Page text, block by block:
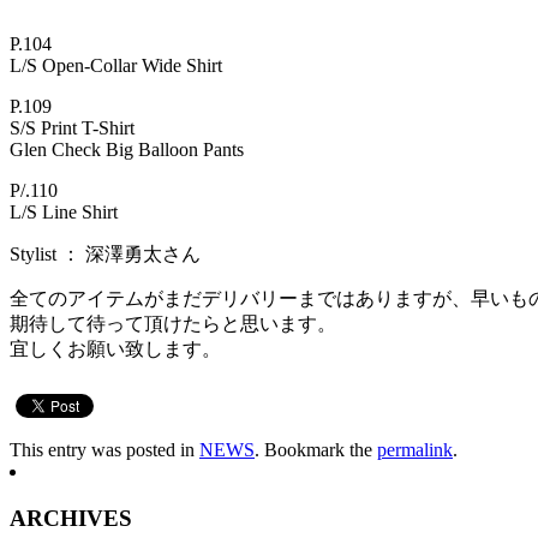
P.104
L/S Open-Collar Wide Shirt
P.109
S/S Print T-Shirt
Glen Check Big Balloon Pants
P/.110
L/S Line Shirt
Stylist ： 深澤勇太さん
全てのアイテムがまだデリバリーまではありますが、早いも
期待して待って頂けたらと思います。
宜しくお願い致します。
This entry was posted in NEWS. Bookmark the permalink.
ARCHIVES